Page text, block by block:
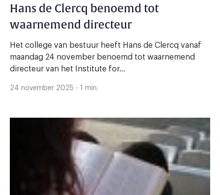
Hans de Clercq benoemd tot
waarnemend directeur
Het college van bestuur heeft Hans de Clercq vanaf
maandag 24 november benoemd tot waarnemend
directeur van het Institute for...
24 november 2025 - 1 min.